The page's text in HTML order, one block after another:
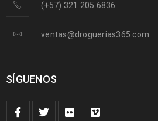
(+57) 321 205 6836
ventas@droguerias365.com
SÍGUENOS